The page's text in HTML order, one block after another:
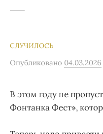
СЛУЧИЛОСЬ
Опубликовано 04.03.2026
В этом году не
Фонтанка Фест»,